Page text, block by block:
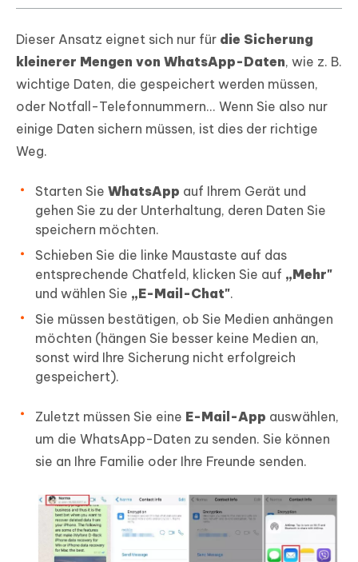
Dieser Ansatz eignet sich nur für die Sicherung
kleinerer Mengen von WhatsApp-Daten, wie z. B.
wichtige Daten, die gespeichert werden müssen,
oder Notfall-Telefonnummern... Wenn Sie also nur
einige Daten sichern müssen, ist dies der richtige
Weg.
Starten Sie WhatsApp auf Ihrem Gerät und
gehen Sie zu der Unterhaltung, deren Daten Sie
speichern möchten.
Schieben Sie die linke Maustaste auf das
entsprechende Chatfeld, klicken Sie auf „Mehr"
und wählen Sie „E-Mail-Chat".
Sie müssen bestätigen, ob Sie Medien anhängen
möchten (hängen Sie besser keine Medien an,
sonst wird Ihre Sicherung nicht erfolgreich
gespeichert).
Zuletzt müssen Sie eine E-Mail-App auswählen,
um die WhatsApp-Daten zu senden. Sie können
sie an Ihre Familie oder Ihre Freunde senden.